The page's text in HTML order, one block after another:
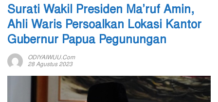
Surati Wakil Presiden Ma’ruf Amin,
Ahli Waris Persoalkan Lokasi Kantor
Gubernur Papua Pegunungan
ODIYAIWUU.com
28 Agustus 2023